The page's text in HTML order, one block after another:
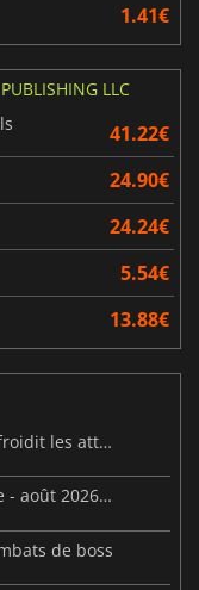
1.41€
LLC
41.22€
24.90€
24.24€
5.54€
13.88€
Steam Frame : une fuite sur le prix refroidit les attentes VR
Sorties de jeux vidéo de cette semaine - août 2026 (semaine 32)
de boss